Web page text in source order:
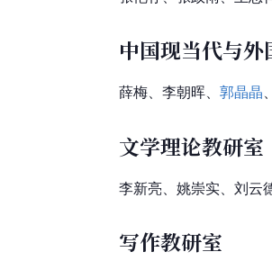
中国现当代与
薛梅、 李朝晖、 郭晶晶
文学理论教研室
李新亮、姚崇实、刘云
写作教研室